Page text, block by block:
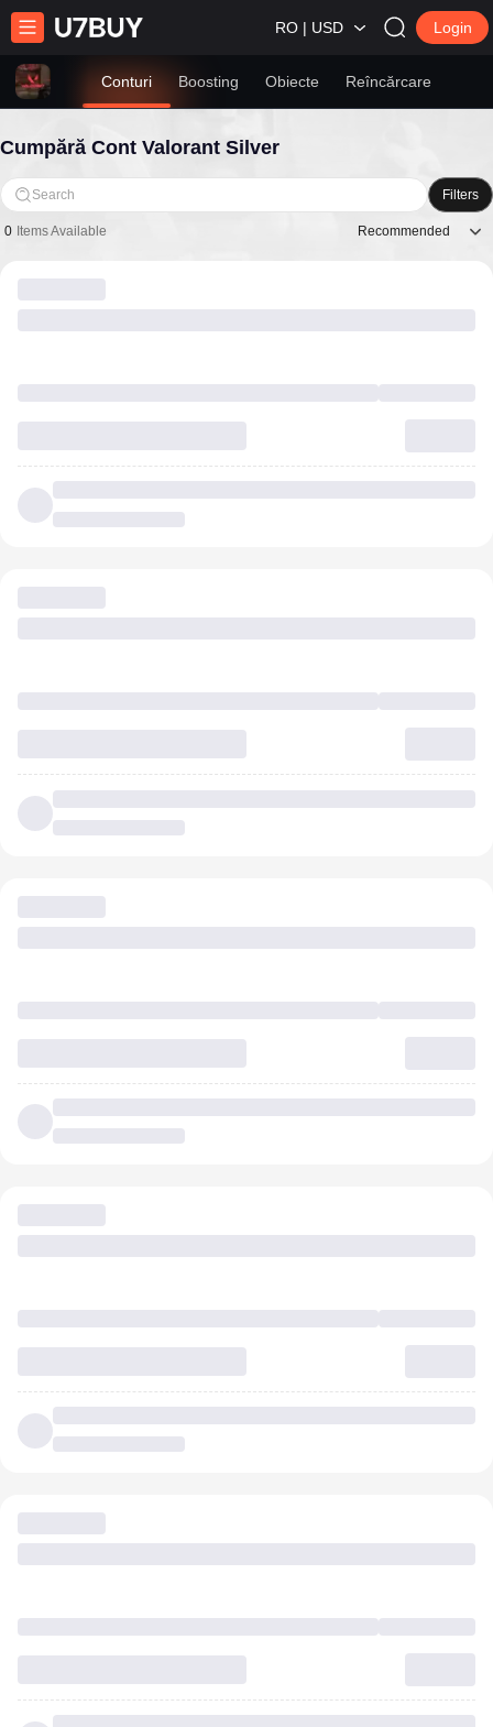
RO | USD Login
Conturi Boosting Obiecte Reîncărcare
Cumpără Cont Valorant Silver
Search Filters
0 Items Available Recommended